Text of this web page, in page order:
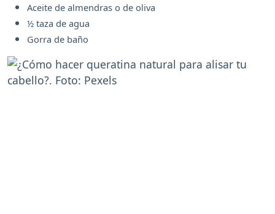
Aceite de almendras o de oliva
½ taza de agua
Gorra de baño